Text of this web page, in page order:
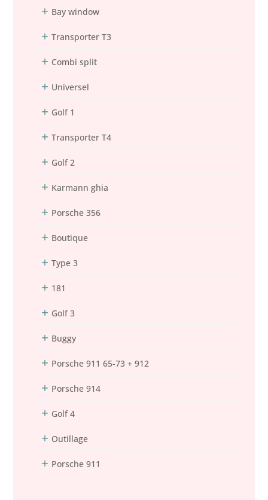
Bay window
Transporter T3
Combi split
Universel
Golf 1
Transporter T4
Golf 2
Karmann ghia
Porsche 356
Boutique
Type 3
181
Golf 3
Buggy
Porsche 911 65-73 + 912
Porsche 914
Golf 4
Outillage
Porsche 911